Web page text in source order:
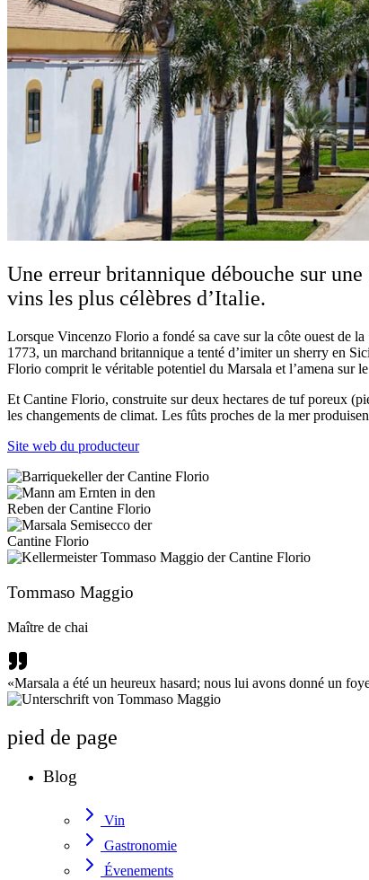
Une erreur britannique débouche sur
vins les plus célèbres d’Italie.
Lorsque Vincenzo Florio a fondé sa cave sur la côte ouest de
1773, un marchand britannique a tenté d’imiter un sherry en
Florio comprit le véritable potentiel du Marsala et l’amena sur
Et Cantine Florio, construite sur deux hectares de tuf poreux
les changements de climat. Les fûts proches de la mer
Site web du producteur
Tommaso Maggio
Maître de chai
«Marsala a été un heureux hasard; nous lui avons donné un
pied de page
Blog
Vin
Gastronomie
Évenements